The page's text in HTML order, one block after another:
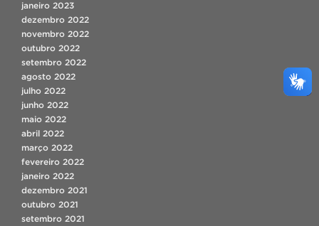
janeiro 2023
dezembro 2022
novembro 2022
outubro 2022
setembro 2022
agosto 2022
julho 2022
junho 2022
maio 2022
abril 2022
março 2022
fevereiro 2022
janeiro 2022
dezembro 2021
outubro 2021
setembro 2021